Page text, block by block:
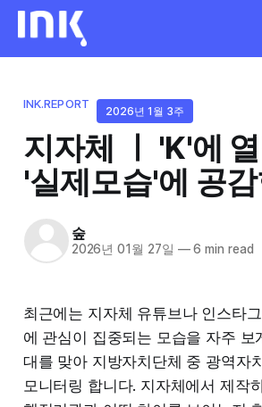
INK.REPORT
2026년 1월 3주
지자체 ㅣ 'K'에
'실제모습'에 공
숲
2026년 01월 27일 —6 min read
최근에는 지자체 유튜브나 인스타
에 관심이 집중되는 모습을 자주 보
대를 맞아 지방자치단체 중 광역자
모니터링 합니다. 지자체에서 제작